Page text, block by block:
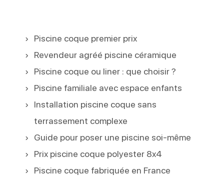
Piscine coque premier prix
Revendeur agréé piscine céramique
Piscine coque ou liner : que choisir ?
Piscine familiale avec espace enfants
Installation piscine coque sans
terrassement complexe
Guide pour poser une piscine soi-même
Prix piscine coque polyester 8x4
Piscine coque fabriquée en France